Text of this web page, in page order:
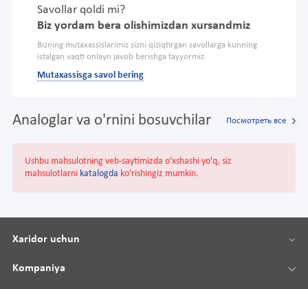
Savollar qoldi mi?
Biz yordam bera olishimizdan xursandmiz
Bizning mutaxassislarimiz sizni qiziqtirgan savollarga kunning
istalgan vaqti onlayn javob berishga tayyormiz.
Mutaxassisga savol bering
Analoglar va o'rnini bosuvchilar Посмотреть все
Ushbu mahsulotning veb-saytimizda o'xshashi yo'q, siz
mahsulotlarni katalogda ko'rishingiz mumkin.
Xaridor uchun
Kompaniya